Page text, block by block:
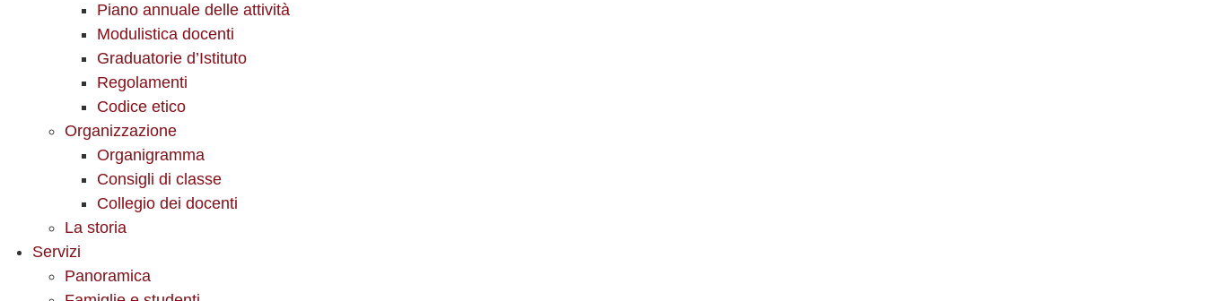
Piano annuale delle attività
Modulistica docenti
Graduatorie d’Istituto
Regolamenti
Codice etico
Organizzazione
Organigramma
Consigli di classe
Collegio dei docenti
La storia
Servizi
Panoramica